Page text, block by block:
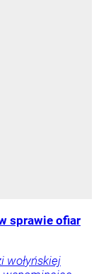
sprawie ofiar
wołyńskiej